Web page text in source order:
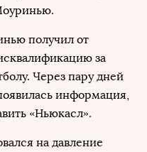
получил от
за
Через пару дней
информация,
«Ньюкасл».
на давление